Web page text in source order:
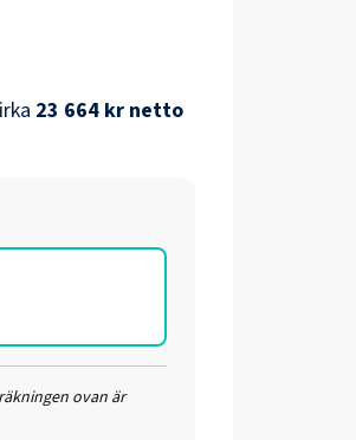
23 664 kr netto
ovan är